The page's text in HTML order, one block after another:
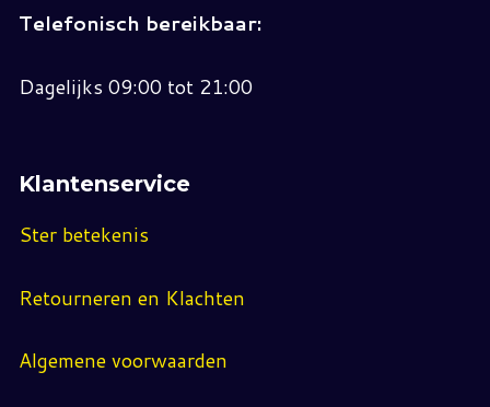
Telefonisch bereikbaar:
Dagelijks 09:00 tot 21:00
Klantenservice
Ster betekenis
Retourneren en Klachten
Algemene voorwaarden